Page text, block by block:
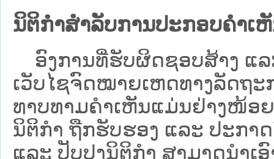
ນິຕິກຳສຳລັບການປະກອບຄຳເ
ອົງການທີ່ຮັບຜິດຊອບສ້າງ ແລ
ເວັບ​ໄຊຈົດໝາຍເຫດທາງລັດຖະ
ທາບທາມຄໍາເຫັນແມ່ນຢ່າງໜ້ອ
ນິຕິກໍາ ຖືກຮັບຮອງ ແລະ ປະກາ
ແລະ ປັບປຸງນິຕິກໍາ ສາມາດນຳເ